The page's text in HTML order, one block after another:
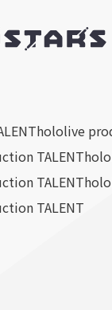
hololive
TALENT
TALENT
TALENT